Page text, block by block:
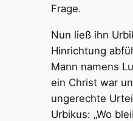
Frage.
Nun ließ ihn
Hinrichtung
Mann namens
ein Christ war
ungerechte
Urbikus: „Wo